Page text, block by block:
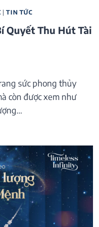
|TIN TỨC
Quyết Thu Hút Tài
sức phong thủy
còn được xem như